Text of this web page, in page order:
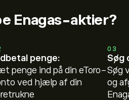
Enagas-aktier?
penge:
penge ind på din eToro-
ved hjælp af din
03
Søg
Søg
og